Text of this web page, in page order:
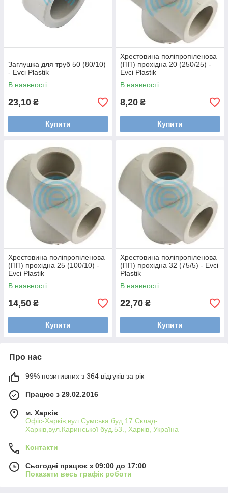
Заглушка для труб 50 (80/10)
- Evci Plastik
В наявності
23,10 ₴
Купити
Хрестовина поліпропіленова
(ПП) прохідна 20 (250/25) -
Evci Plastik
В наявності
8,20 ₴
Купити
Хрестовина поліпропіленова
(ПП) прохідна 25 (100/10) -
Evci Plastik
В наявності
14,50 ₴
Купити
Хрестовина поліпропіленова
(ПП) прохідна 32 (75/5) - Evci
Plastik
В наявності
22,70 ₴
Купити
Про нас
99% позитивних з 364 відгуків за рік
Працює з 29.02.2016
м. Харків
Офіс-Харків,вул.Сумська буд.17.Склад-
Харків,вул.Каринської буд.53., Харків, Україна
Контакти
Сьогодні працює з 09:00 до 17:00
Показати весь графік роботи